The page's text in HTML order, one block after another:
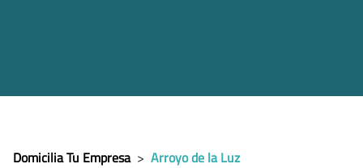
Domicilia Tu Empresa > Arroyo de la Luz